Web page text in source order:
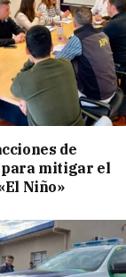
de
mitigar el
Niño»